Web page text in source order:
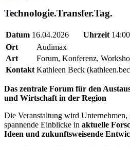
Technologie.Transfer.Tag.
Datum 16.04.2026 Uhrzeit
Ort
Audimax
Art
Forum, Konferenz,
Kontakt Kathleen Beck
Das zentrale Forum für den
und Wirtschaft in der Region
Die Veranstaltung wird Unternehmen,
spannende Einblicke in aktuelle
Ideen und zukunftsweisende